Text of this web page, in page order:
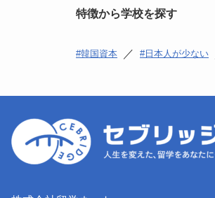
特徴から学校を探す
韓国資本 ／ 日本人が少ない